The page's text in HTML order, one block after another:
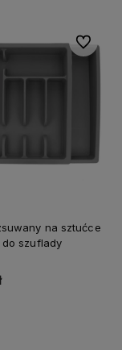
na sztućce
szuflady
Do